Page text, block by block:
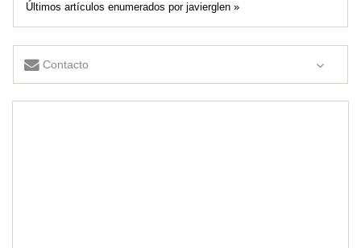
Últimos artículos enumerados por javierglen »
Contacto